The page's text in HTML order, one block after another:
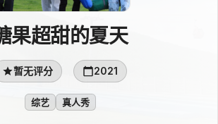
果超甜的夏天
暂无评分 2021
综艺 真人秀